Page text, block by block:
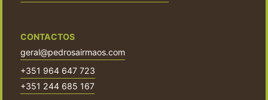
CONTACTOS
geral@pedrosairmaos.com
+351 964 647 723
+351 244 685 167